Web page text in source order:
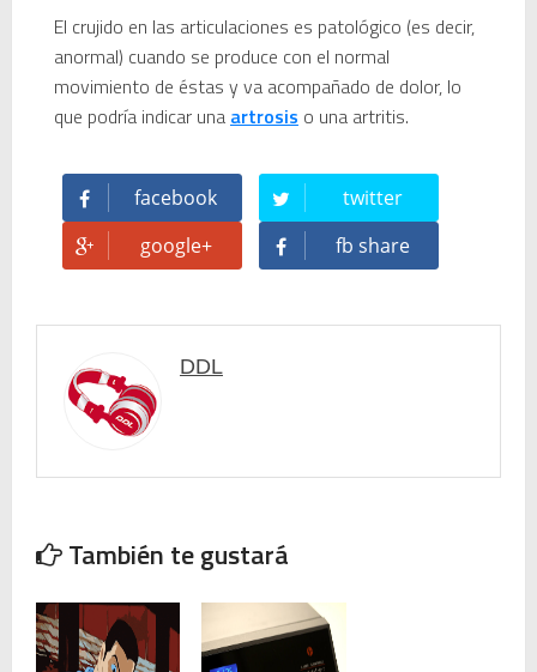
El crujido en las articulaciones es patológico (es decir,
anormal) cuando se produce con el normal
movimiento de éstas y va acompañado de dolor, lo
que podría indicar una artrosis o una artritis.
facebook
twitter
google+
fb share
DDL
También te gustará